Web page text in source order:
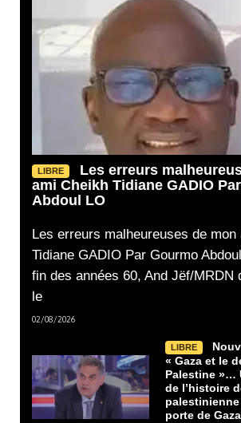
LIBRE
Les erreurs
ami Cheikh Tidiane GADIO
Abdoul LO
Les erreurs malheureuses de mon
Tidiane GADIO Par Gourmo
fin des années 60, And Jëf/MRDN
le
02/08/2026
LIBRE
« Gaza et le
Palestine »…
de l’histoire
porte de